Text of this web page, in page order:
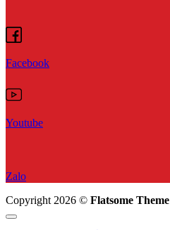
Facebook
Youtube
Zalo
Copyright 2026 © Flatsome Theme